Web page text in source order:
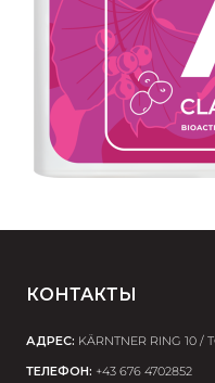
КОНТАКТЫ
АДРЕС: KÄRNTNER RING 10 /
ТЕЛЕФОН: +43 676 4702852